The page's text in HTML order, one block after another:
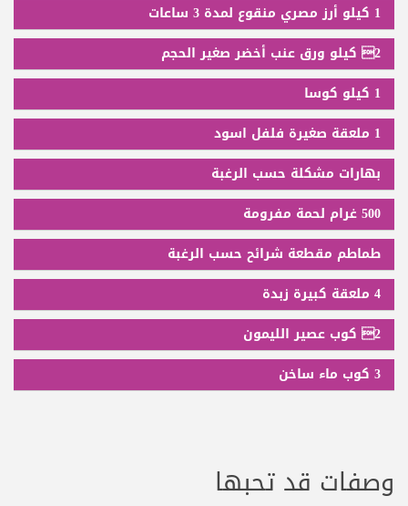
1 كيلو أرز مصري منقوع لمدة 3 ساعات
2 كيلو ورق عنب أخضر صغير الحجم
1 كيلو كوسا
1 ملعقة صغيرة فلفل اسود
بهارات مشكلة حسب الرغبة
500 غرام لحمة مفرومة
طماطم مقطعة شرائح حسب الرغبة
4 ملعقة كبيرة زبدة
2 كوب عصير الليمون
3 كوب ماء ساخن
وصفات قد تحبها